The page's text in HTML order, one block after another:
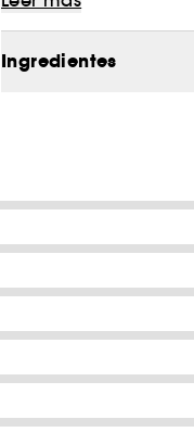
Ingredientes